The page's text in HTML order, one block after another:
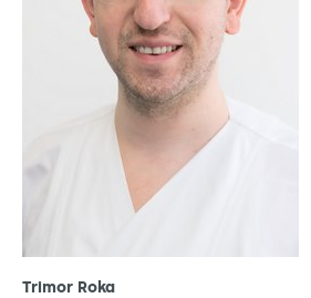
Trimor Roka